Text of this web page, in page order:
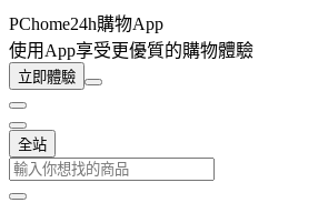
PChome24h購物App
使用App享受更優質的購物體驗
立即體驗
全站